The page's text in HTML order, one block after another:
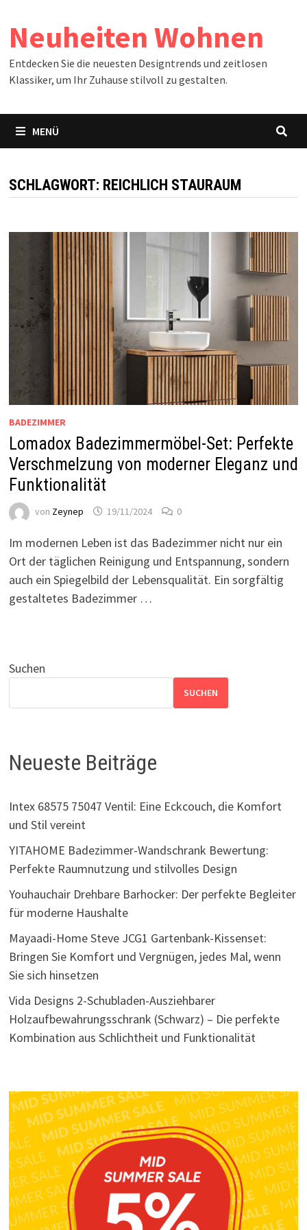
Inhalt
springen
Neuheiten Wohnen
Entdecken Sie die neuesten Designtrends und zeitlosen
Klassiker, um Ihr Zuhause stilvoll zu gestalten.
MENÜ
SCHLAGWORT: REICHLICH STAURAUM
BADEZIMMER
Lomadox Badezimmermöbel-Set: Perfekte
Verschmelzung von moderner Eleganz und
Funktionalität
von Zeynep 19/11/2024 0
Im modernen Leben ist das Badezimmer nicht nur ein
Ort der täglichen Reinigung und Entspannung, sondern
auch ein Spiegelbild der Lebensqualität. Ein sorgfältig
gestaltetes Badezimmer …
Suchen
SUCHEN
Neueste Beiträge
Intex 68575 75047 Ventil: Eine Eckcouch, die Komfort
und Stil vereint
YITAHOME Badezimmer-Wandschrank Bewertung:
Perfekte Raumnutzung und stilvolles Design
Youhauchair Drehbare Barhocker: Der perfekte Begleiter
für moderne Haushalte
Mayaadi-Home Steve JCG1 Gartenbank-Kissenset:
Bringen Sie Komfort und Vergnügen, jedes Mal, wenn
Sie sich hinsetzen
Vida Designs 2-Schubladen-Ausziehbarer
Holzaufbewahrungsschrank (Schwarz) – Die perfekte
Kombination aus Schlichtheit und Funktionalität